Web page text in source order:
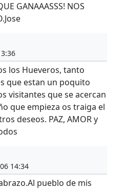
GANAAASSS! NOS
los Hueveros, tanto
que estan un poquito
visitantes que se acercan
que empieza os traiga el
deseos. PAZ, AMOR y
14:34
pueblo de mis